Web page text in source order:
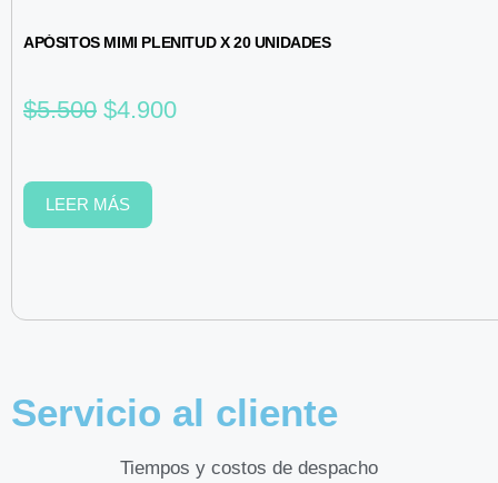
APÓSITOS MIMI PLENITUD X 20 UNIDADES
$5.500 $4.900
LEER MÁS
Servicio al cliente
Tiempos y costos de despacho